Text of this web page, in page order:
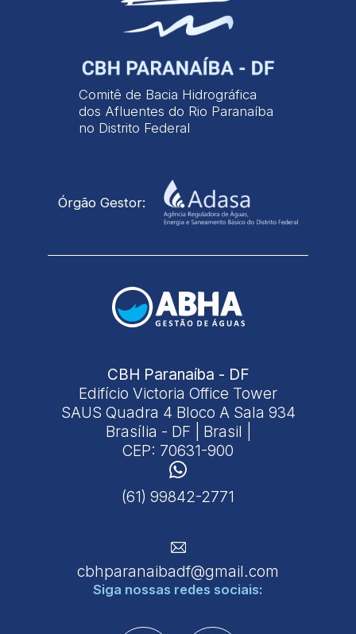
Comitê de Bacia Hidrográfica
dos Afluentes do Rio Paranaíba
no Distrito Federal
Órgão Gestor:
CBH Paranaíba - DF
Edifício Victoria Office Tower
SAUS Quadra 4 Bloco A Sala 934
Brasília - DF | Brasil |
CEP: 70631-900
(61) 99842-2771
cbhparanaibadf@gmail.com
Siga nossas redes sociais: